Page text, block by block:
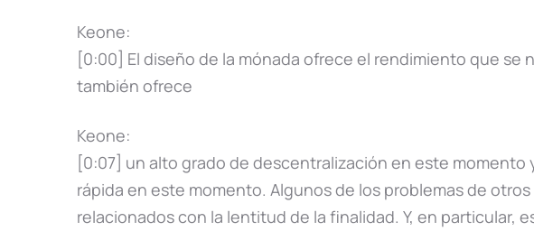
Keone:
[0:00] El diseño de la mónada ofrece el rendimiento que se
también ofrece
Keone:
[0:07] un alto grado de descentralización en este momento
rápida en este momento. Algunos de los problemas de
relacionados con la lentitud de la finalidad. Y, en particular,